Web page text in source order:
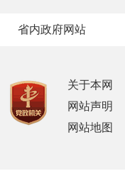
省内政府网站
关于本网
网站声明
网站地图